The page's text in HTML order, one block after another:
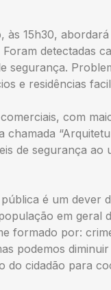
15h30,
detectadas
segurança.
e residências
com
de segurança ao
é um dever
em geral
formado por:
podemos
cidadão para